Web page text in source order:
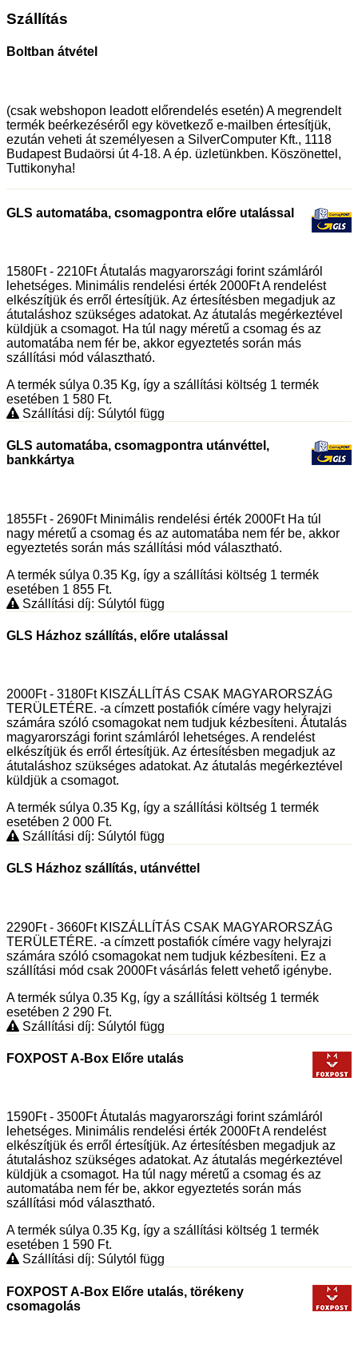
Szállítás
Boltban átvétel
(csak webshopon leadott előrendelés esetén) A megrendelt
termék beérkezéséről egy következő e-mailben értesítjük,
ezután veheti át személyesen a SilverComputer Kft., 1118
Budapest Budaörsi út 4-18. A ép. üzletünkben. Köszönettel,
Tuttikonyha!
GLS automatába, csomagpontra előre utalással
1580Ft - 2210Ft Átutalás magyarországi forint számláról
lehetséges. Minimális rendelési érték 2000Ft A rendelést
elkészítjük és erről értesítjük. Az értesítésben megadjuk az
átutaláshoz szükséges adatokat. Az átutalás megérkeztével
küldjük a csomagot. Ha túl nagy méretű a csomag és az
automatába nem fér be, akkor egyeztetés során más
szállítási mód választható.
A termék súlya 0.35 Kg, így a szállítási költség 1 termék
esetében 1 580 Ft.
Szállítási díj: Súlytól függ
GLS automatába, csomagpontra utánvéttel,
bankkártya
1855Ft - 2690Ft Minimális rendelési érték 2000Ft Ha túl
nagy méretű a csomag és az automatába nem fér be, akkor
egyeztetés során más szállítási mód választható.
A termék súlya 0.35 Kg, így a szállítási költség 1 termék
esetében 1 855 Ft.
Szállítási díj: Súlytól függ
GLS Házhoz szállítás, előre utalással
2000Ft - 3180Ft KISZÁLLÍTÁS CSAK MAGYARORSZÁG
TERÜLETÉRE. -a címzett postafiók címére vagy helyrajzi
számára szóló csomagokat nem tudjuk kézbesíteni. Átutalás
magyarországi forint számláról lehetséges. A rendelést
elkészítjük és erről értesítjük. Az értesítésben megadjuk az
átutaláshoz szükséges adatokat. Az átutalás megérkeztével
küldjük a csomagot.
A termék súlya 0.35 Kg, így a szállítási költség 1 termék
esetében 2 000 Ft.
Szállítási díj: Súlytól függ
GLS Házhoz szállítás, utánvéttel
2290Ft - 3660Ft KISZÁLLÍTÁS CSAK MAGYARORSZÁG
TERÜLETÉRE. -a címzett postafiók címére vagy helyrajzi
számára szóló csomagokat nem tudjuk kézbesíteni. Ez a
szállítási mód csak 2000Ft vásárlás felett vehető igénybe.
A termék súlya 0.35 Kg, így a szállítási költség 1 termék
esetében 2 290 Ft.
Szállítási díj: Súlytól függ
FOXPOST A-Box Előre utalás
1590Ft - 3500Ft Átutalás magyarországi forint számláról
lehetséges. Minimális rendelési érték 2000Ft A rendelést
elkészítjük és erről értesítjük. Az értesítésben megadjuk az
átutaláshoz szükséges adatokat. Az átutalás megérkeztével
küldjük a csomagot. Ha túl nagy méretű a csomag és az
automatába nem fér be, akkor egyeztetés során más
szállítási mód választható.
A termék súlya 0.35 Kg, így a szállítási költség 1 termék
esetében 1 590 Ft.
Szállítási díj: Súlytól függ
FOXPOST A-Box Előre utalás, törékeny
csomagolás